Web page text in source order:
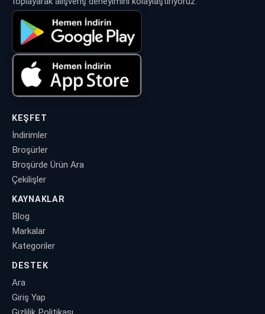
KEŞFET
İndirimler
Broşürler
Broşürde Ürün Ara
Çekilişler
KAYNAKLAR
Blog
Markalar
Kategoriler
DESTEK
Ara
Giriş Yap